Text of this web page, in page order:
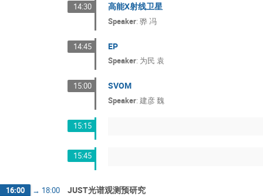
14:30 高能X射线卫星
Speaker: 骅 冯
14:45 EP
Speaker: 为民 袁
15:00 SVOM
Speaker: 建彦 魏
15:15
15:45
16:00 → 18:00 JUST光谱观测预研究